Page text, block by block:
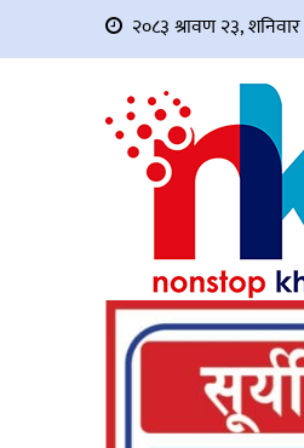
२०८३ श्रावण २३, शनिवार